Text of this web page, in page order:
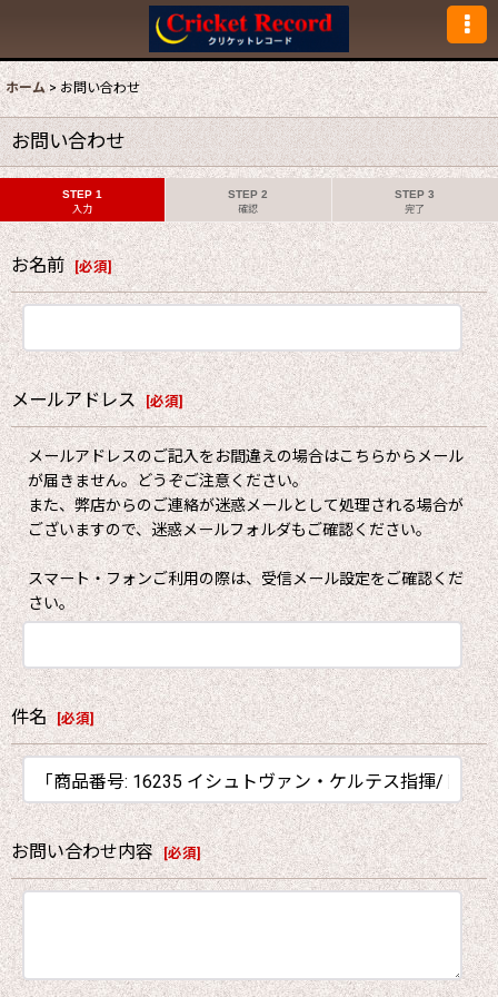
ホーム > お問い合わせ
お問い合わせ
STEP 1
入力
STEP 2
確認
STEP 3
完了
お名前 [必須]
メールアドレス [必須]
メールアドレスのご記入をお間違えの場合はこちらからメール
が届きません。どうぞご注意ください。
また、弊店からのご連絡が迷惑メールとして処理される場合が
ございますので、迷惑メールフォルダもご確認ください。
スマート・フォンご利用の際は、受信メール設定をご確認くだ
さい。
件名 [必須]
お問い合わせ内容 [必須]